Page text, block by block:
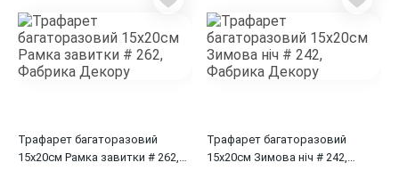
Трафарет багаторазовий
15x20см Рамка завитки # 262,
Трафарет багаторазовий
15x20см Зимова ніч # 242,